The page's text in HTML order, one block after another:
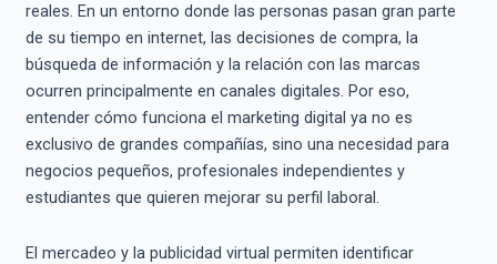
reales. En un entorno donde las personas pasan gran parte
de su tiempo en internet, las decisiones de compra, la
búsqueda de información y la relación con las marcas
ocurren principalmente en canales digitales. Por eso,
entender cómo funciona el marketing digital ya no es
exclusivo de grandes compañías, sino una necesidad para
negocios pequeños, profesionales independientes y
estudiantes que quieren mejorar su perfil laboral.
El mercadeo y la publicidad virtual permiten identificar